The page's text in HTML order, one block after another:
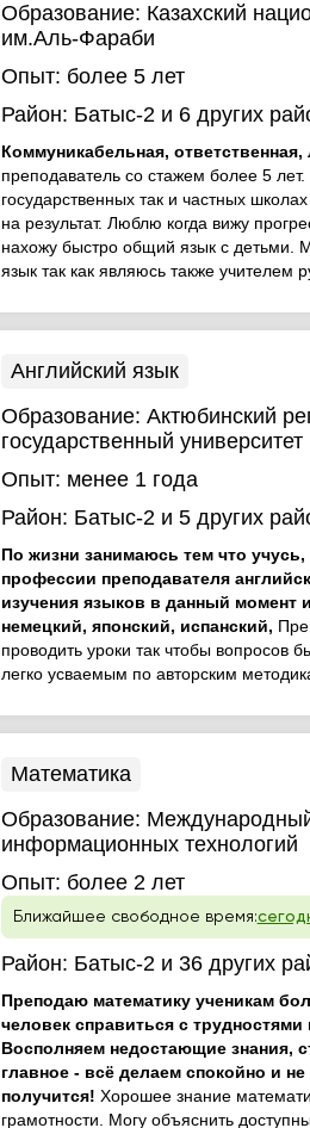
Образование: Казахский
им.Аль-Фараби
Опыт: более 5 лет
Район: Батыс-2и 6 других
Коммуникабельная,
преподаватель со стажем более 5 лет.
государственных так и частных
на результат. Люблю когда вижу
нахожу быстро общий язык с детьми.
язык так как являюсь также учителем
Английский язык
Образование: Актюбинский
государственный
Опыт: менее 1 года
Район: Батыс-2и 5 других
По жизни занимаюсь тем что учусь,
профессии преподавателя
изучения языков в данный момент
немецкий, японский, испанский,
проводить уроки так чтобы вопросов
легко усваемым по авторским
Математика
Образование:
информационных технологий
Опыт: более 2 лет
Ближайшее свободное время:
Район: Батыс-2и 36 других
Преподаю математику ученикам
человек справиться с
Восполняем недостающие знания,
главное - всё делаем спокойно и
получится! Хорошее знание
грамотности. Могу объяснить